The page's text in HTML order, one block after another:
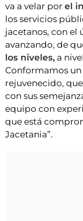
va a velar por el
los servicios
jacetanos, con el
avanzando, de
los niveles, a
Conformamos
rejuvenecido,
con sus
equipo con
que está
Jacetania”.